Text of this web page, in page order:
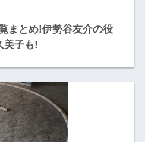
まとめ!伊勢谷友介の役
美子も!